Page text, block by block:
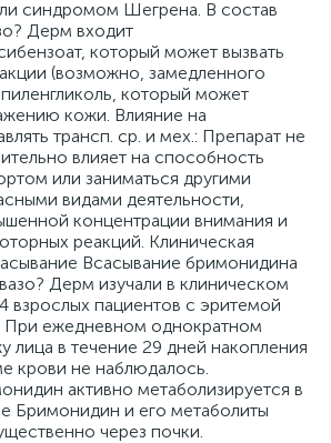
синдромом Шегрена. В состав
Дерм входит
который может вызвать
(возможно, замедленного
который может
кожи. Влияние на
трансп. ср. и мех.: Препарат не
влияет на способность
или заниматься другими
видами деятельности,
концентрации внимания и
реакций. Клиническая
Всасывание бримонидина
Дерм изучали в клиническом
взрослых пациентов с эритемой
При ежедневном однократном
лица в течение 29 дней накопления
крови не наблюдалось.
активно метаболизируется в
Бримонидин и его метаболиты
через почки.